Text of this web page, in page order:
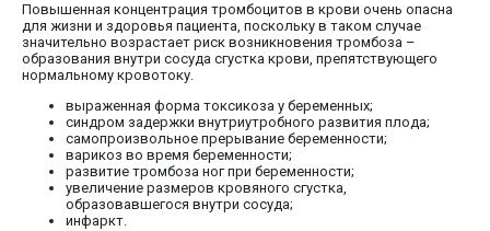
Повышенная концентрация тромбоцитов в крови очень опасна
для жизни и здоровья пациента, поскольку в таком случае
значительно возрастает риск возникновения тромбоза –
образования внутри сосуда сгустка крови, препятствующего
нормальному кровотоку.
выраженная форма токсикоза у беременных;
синдром задержки внутриутробного развития плода;
самопроизвольное прерывание беременности;
варикоз во время беременности;
развитие тромбоза ног при беременности;
увеличение размеров кровяного сгустка,
образовавшегося внутри сосуда;
инфаркт.